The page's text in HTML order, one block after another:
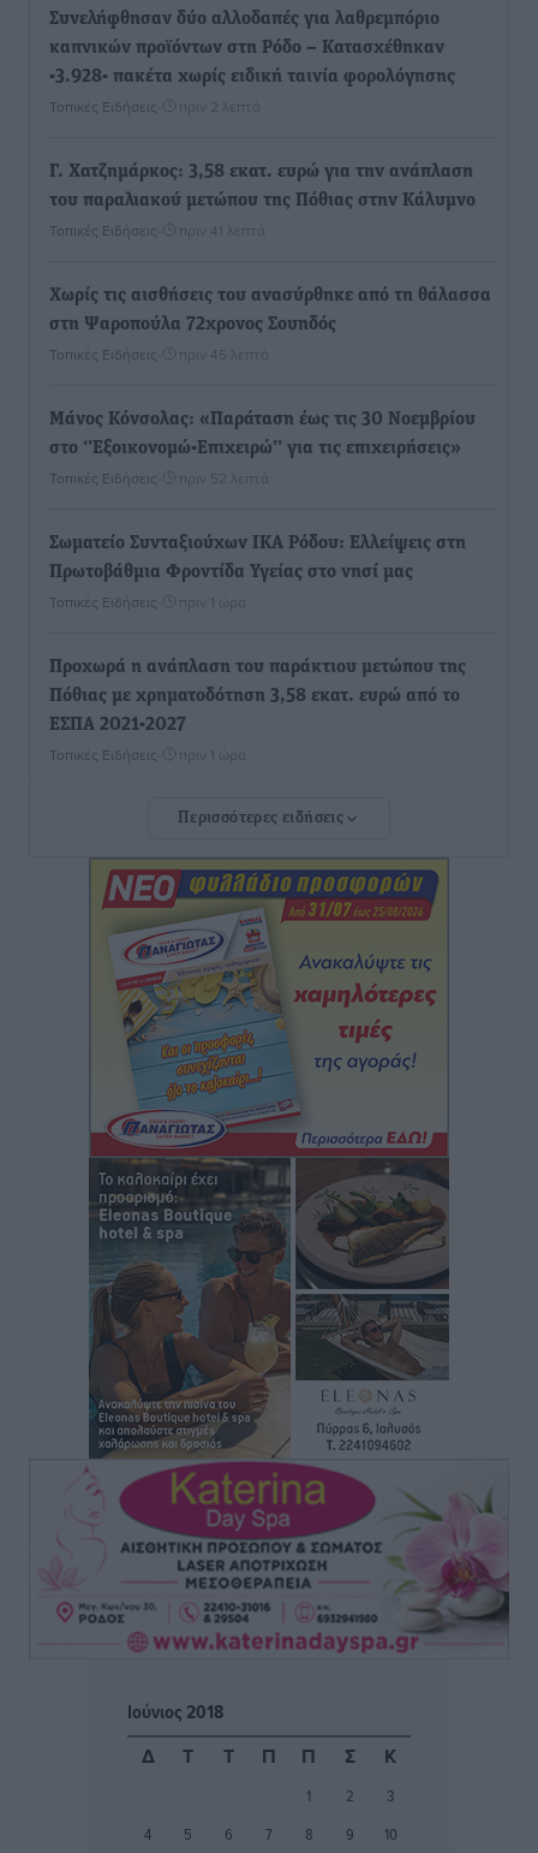
Συνελήφθησαν δύο αλλοδαπές για λαθρεμπόριο
καπνικών προϊόντων στη Ρόδο – Κατασχέθηκαν
-3.928- πακέτα χωρίς ειδική ταινία φορολόγησης
Τοπικές Ειδήσεις πριν 2 λεπτά
Γ. Χατζημάρκος: 3,58 εκατ. ευρώ για την ανάπλαση
του παραλιακού μετώπου της Πόθιας στην Κάλυμνο
Τοπικές Ειδήσεις πριν 41 λεπτά
Χωρίς τις αισθήσεις του ανασύρθηκε από τη θάλασσα
στη Ψαροπούλα 72χρονος Σουηδός
Τοπικές Ειδήσεις πριν 45 λεπτά
Μάνος Κόνσολας: «Παράταση έως τις 30 Νοεμβρίου
στο ‘’Εξοικονομώ-Επιχειρώ’’ για τις επιχειρήσεις»
Τοπικές Ειδήσεις πριν 52 λεπτά
Σωματείο Συνταξιούχων ΙΚΑ Ρόδου: Ελλείψεις στη
Πρωτοβάθμια Φροντίδα Υγείας στο νησί μας
Τοπικές Ειδήσεις πριν 1 ώρα
Προχωρά η ανάπλαση του παράκτιου μετώπου της
Πόθιας με χρηματοδότηση 3,58 εκατ. ευρώ από το
ΕΣΠΑ 2021-2027
Τοπικές Ειδήσεις πριν 1 ώρα
Την Παρασκευή 21 Αυγούστου η τελετή εγκαινίων
Γενναδίου παρουσία του Άδωνι Γεωργιάδη
Τοπικές Ειδήσεις• πριν 1 ώρα
Στη Λέρο ο πρόεδρος του ΠΑΣΟΚ Νίκος Ανδρουλάκης
Τοπικές Ειδήσεις• πριν 2 ώρες
Στα 2-2,35 GW ο στόχος για τα πρώτα υπεράκτια
αιολικά πάρκα που θα λειτουργήσουν στη χώρα μας
• πριν 3 ώρες
Η Ελλάδα κρατά το τουριστικό momentum, παρά τις
γεωπολιτικές αναταράξεις
Σε κόκκινο συναγερμό επτά Περιφέρειες – Οι οδηγίες
της Πολιτικής Προστασίας και ο Χάρτης Πρόβλεψης
Πυρκαγιάς
Ειδήσεις• πριν 3 ώρες
ΑΑΔΕ: Αυξάνονται οι «καρφωτές» για φοροδιαφυγή
– Στο μικροσκόπιο τουριστικοί προορισμοί, ταμειακές
και συναλλαγές POS
πριν 4 ώρες
Δημόσιο: Το νέο καθεστώς επιλογής προϊσταμένων, τι
προβλέπει το νομοσχέδιο του Υπ. Εσωτερικών
Περισσότερες ειδήσεις
Ιούνιος 2018
Δ
Τ Τ Π Π Σ Κ
1 2
3
4
5 6 7 8 9 10